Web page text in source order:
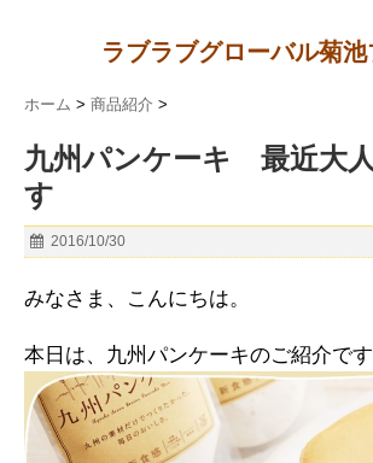
ラブラブグローバル菊
ホーム > 商品紹介 >
九州パンケーキ 最近大
す
2016/10/30
みなさま、こんにちは。
本日は、九州パンケーキのご紹介です